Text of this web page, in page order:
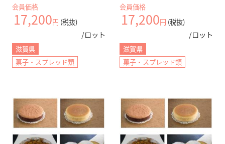
会員価格
17,200円 (税抜)
/ロット
滋賀県
菓子・スプレッド類
会員価格
17,200円 (税抜)
/ロット
滋賀県
菓子・スプレッド類